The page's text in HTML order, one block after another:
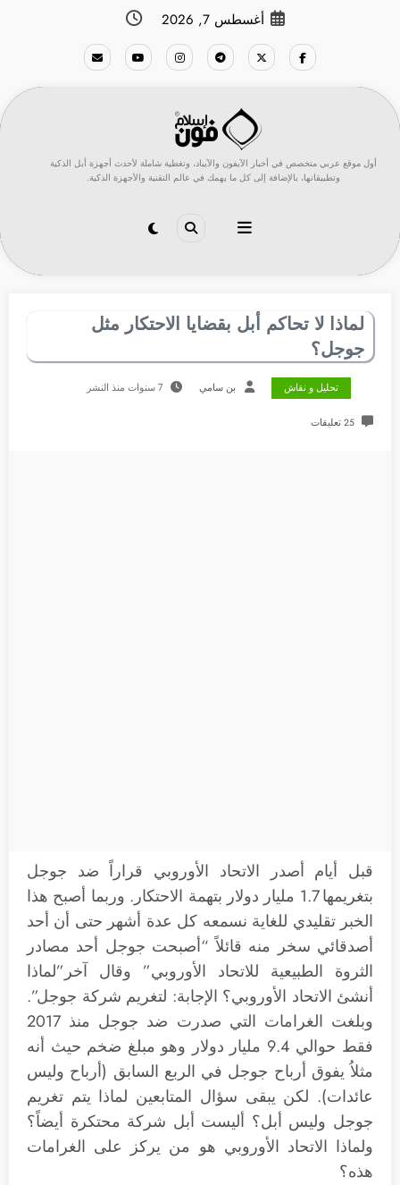
أغسطس 7, 2026
أول موقع عربي متخصص في أخبار الآيفون والآيباد، وتغطية شاملة لأحدث أجهزة أبل الذكية
وتطبيقاتها، بالإضافة إلى كل ما يهمك في عالم التقنية والأجهزة الذكية.
لماذا لا تحاكم أبل بقضايا الاحتكار مثل
جوجل؟
تحليل و نقاش بن سامي 7 سنوات منذ النشر
25 تعليقات
قبل أيام أصدر الاتحاد الأوروبي قراراً ضد جوجل
بتغريمها 1.7 مليار دولار بتهمة الاحتكار. وربما أصبح هذا
الخبر تقليدي للغاية نسمعه كل عدة أشهر حتى أن أحد
أصدقائي سخر منه قائلاً “أصبحت جوجل أحد مصادر
الثروة الطبيعية للاتحاد الأوروبي” وقال آخر”لماذا
أنشئ الاتحاد الأوروبي؟ الإجابة: لتغريم شركة جوجل”.
وبلغت الغرامات التي صدرت ضد جوجل منذ 2017
فقط حوالي 9.4 مليار دولار وهو مبلغ ضخم حيث أنه
مثلاُ يفوق أرباح جوجل في الربع السابق (أرباح وليس
عائدات). لكن يبقى سؤال المتابعين لماذا يتم تغريم
جوجل وليس أبل؟ أليست أبل شركة محتكرة أيضاً؟
ولماذا الاتحاد الأوروبي هو من يركز على الغرامات
هذه؟